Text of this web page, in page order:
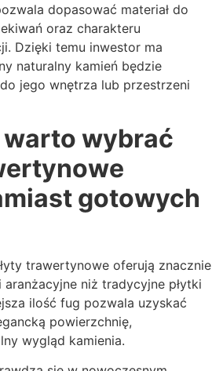
dopasować materiał do
oraz charakteru
Dzięki temu inwestor ma
naturalny kamień będzie
jego wnętrza lub przestrzeni
warto wybrać
gotowych
trawertynowe oferują znacznie
niż tradycyjne płytki
ilość fug pozwala uzyskać
powierzchnię,
wygląd kamienia.